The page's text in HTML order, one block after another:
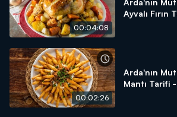
00:04:08
Arda'nın
Ayvalı Fırın
00:02:26
Arda'nın
Mantı Tarifi